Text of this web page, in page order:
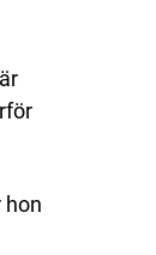
hon